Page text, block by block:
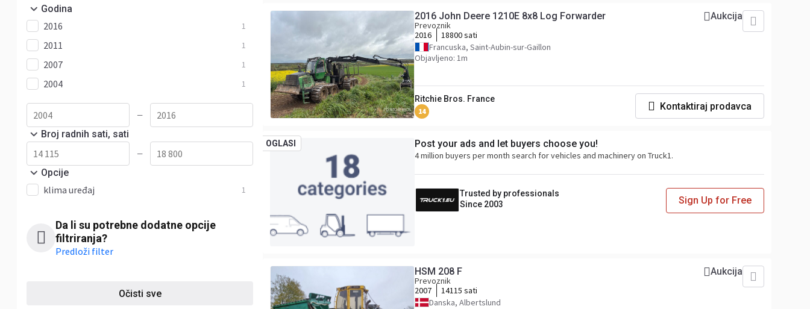
Godina
2016 1
2011 1
2007 1
2004 1
—
Broj radnih sati, sati
—
Opcije
klima uređaj 1
Da li su potrebne dodatne opcije
filtriranja?
Predloži filter
Očisti sve
2016 John Deere 1210E 8x8 Log Forwarder
Prevoznik
2016
18800 sati
Francuska, Saint-Aubin-sur-Gaillon
Objavljeno: 1m
Aukcija
Ritchie Bros. France
14 Kontaktiraj prodavca
OGLASI Post your ads and let buyers choose you!
4 million buyers per month search for vehicles and machinery on Truck1.
Trusted by professionals
Since 2003
Sign Up for Free
HSM 208 F
Prevoznik
2007
14115 sati
Danska, Albertslund
Aukcija